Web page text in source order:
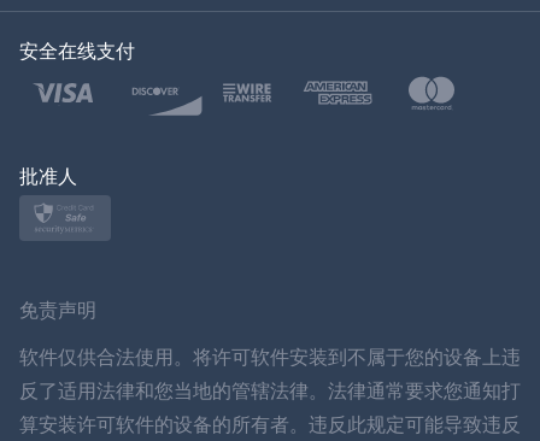
土耳其语
波兰文
ภาษาไทย
简体中文
安全在线支付
批准人
免责声明
软件仅供合法使用。将许可软件安装到不属于您的设备上违
反了适用法律和您当地的管辖法律。法律通常要求您通知打
算安装许可软件的设备的所有者。违反此规定可能导致违反